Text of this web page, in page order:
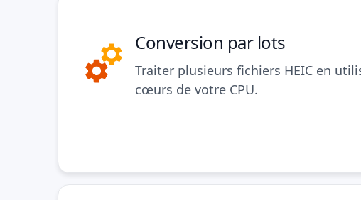
Conversion par lots
Traiter plusieurs fichiers HEIC en
cœurs de votre CPU.